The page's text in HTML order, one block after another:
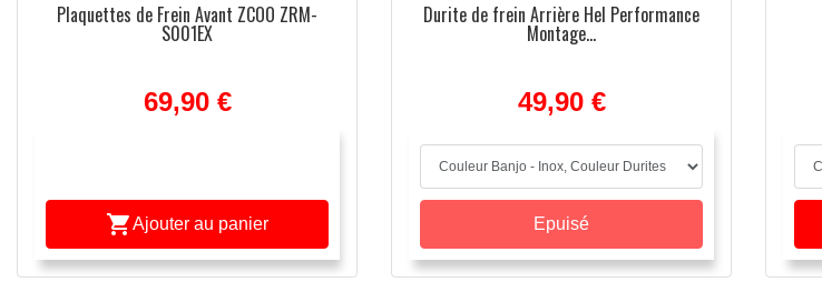
Plaquettes de Frein Avant ZCOO ZRM-
S001EX
69,90 €
Ajouter au panier
Durite de frein Arrière Hel Performance
Montage...
49,90 €
Epuisé